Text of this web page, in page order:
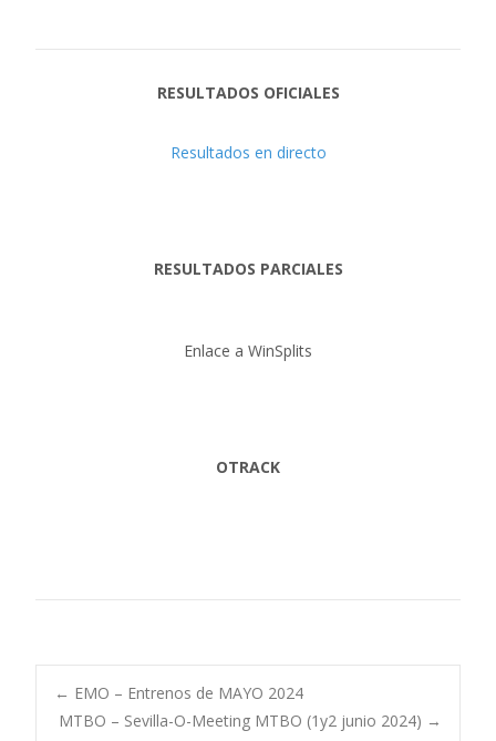
RESULTADOS OFICIALES
Resultados en directo
RESULTADOS PARCIALES
Enlace a WinSplits
OTRACK
Post
← EMO – Entrenos de MAYO 2024
MTBO – Sevilla-O-Meeting MTBO (1y2 junio 2024) →